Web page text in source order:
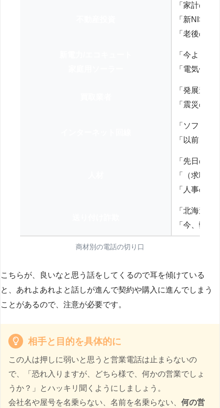
「家計の見
「新NISA
「老後の
「今より
「電気代を
「発展途
「震災の
「ソフト
「以前、
「先日の
「（求職
「人事の方
「北海道
「今、弊
商材別の電話の切り口
こちらが、良いなと思う話をしてくるので耳を傾けている
と、あれよあれよと話しが進んで契約や購入に進んでしまう
ことがあるので、注意が必要です。
相手と目的を具体的に
この人は押しに弱いと思うと営業電話は止まらないの
で、「恐れ入りますが、どちら様で、何かの営業でしょ
うか？」とハッキリ聞くようにしましょう。
会社名や屋号を名乗らない、名前を名乗らない、 何の営